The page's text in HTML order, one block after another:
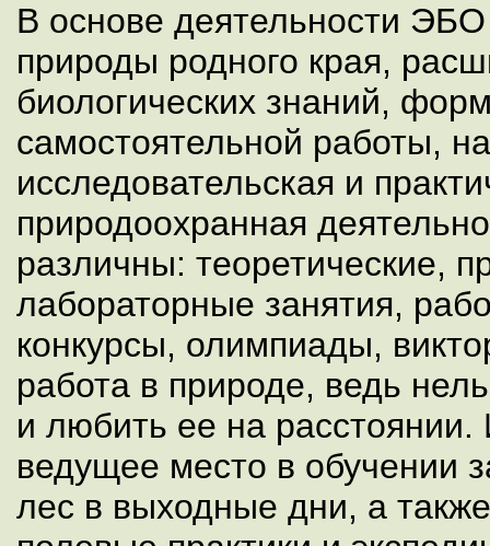
В основе деятельности
природы родного края,
биологических знаний,
самостоятельной работы,
исследовательская и
природоохранная
различны: теоретические,
лабораторные занятия,
конкурсы, олимпиады,
работа в природе, ведь
и любить ее на
ведущее место в обучении
лес в выходные дни, а